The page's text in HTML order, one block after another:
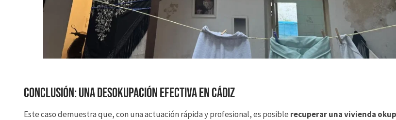
Conclusión: Una desokupación efectiva en Cádiz
Este caso demuestra que, con una actuación rápida y profesional, es posible recuperar una vivienda